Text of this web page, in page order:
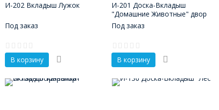
И-202 Вкладыш Лужок
Под заказ
В корзину
И-201 Доска-Вкладыш
"Домашние Животные" двор
Под заказ
В корзину